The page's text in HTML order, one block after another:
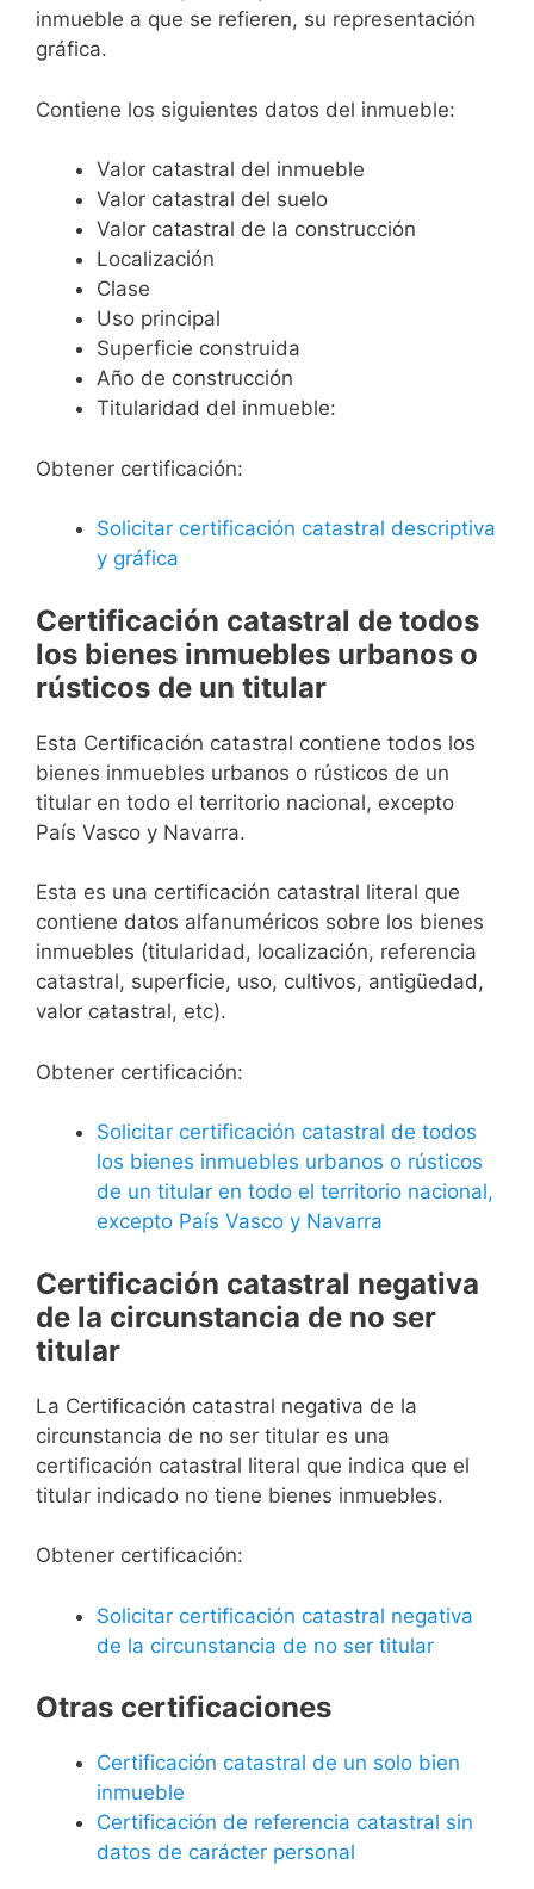
inmueble a que se refieren, su representación
gráfica.
Contiene los siguientes datos del inmueble:
Valor catastral del inmueble
Valor catastral del suelo
Valor catastral de la construcción
Localización
Clase
Uso principal
Superficie construida
Año de construcción
Titularidad del inmueble:
Obtener certificación:
Solicitar certificación catastral descriptiva
y gráfica
Certificación catastral de todos
los bienes inmuebles urbanos o
rústicos de un titular
Esta Certificación catastral contiene todos los
bienes inmuebles urbanos o rústicos de un
titular en todo el territorio nacional, excepto
País Vasco y Navarra.
Esta es una certificación catastral literal que
contiene datos alfanuméricos sobre los bienes
inmuebles (titularidad, localización, referencia
catastral, superficie, uso, cultivos, antigüedad,
valor catastral, etc).
Obtener certificación:
Solicitar certificación catastral de todos
los bienes inmuebles urbanos o rústicos
de un titular en todo el territorio nacional,
excepto País Vasco y Navarra
Certificación catastral negativa
de la circunstancia de no ser
titular
La Certificación catastral negativa de la
circunstancia de no ser titular es una
certificación catastral literal que indica que el
titular indicado no tiene bienes inmuebles.
Obtener certificación:
Solicitar certificación catastral negativa
de la circunstancia de no ser titular
Otras certificaciones
Certificación catastral de un solo bien
inmueble
Certificación de referencia catastral sin
datos de carácter personal